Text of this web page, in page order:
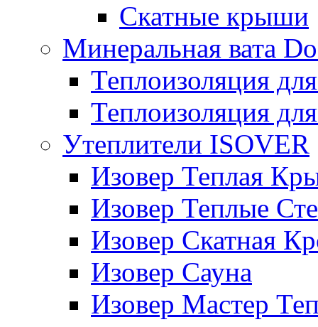
Скатные крыши
Минеральная вата
Теплоизоляция
Теплоизоляция
Утеплители ISOVER
Изовер Теплая
Изовер Теплые
Изовер Скатная
Изовер Сауна
Изовер Мастер